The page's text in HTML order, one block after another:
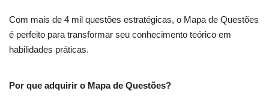
Com mais de 4 mil questões estratégicas, o Mapa de Questões
é perfeito para transformar seu conhecimento teórico em
habilidades práticas.
Por que adquirir o Mapa de Questões?